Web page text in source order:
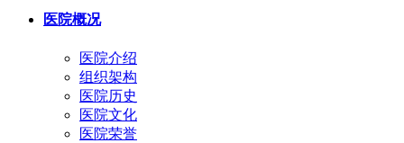
医院概况
医院介绍
组织架构
医院历史
医院文化
医院荣誉